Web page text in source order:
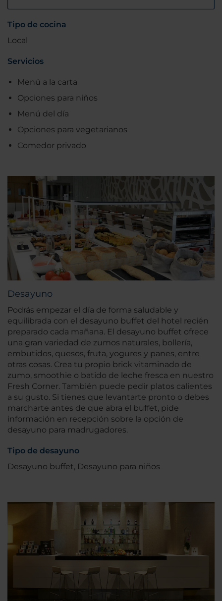
Tipo de cocina
Local
Servicios
Menú a la carta
Opciones para niños
Menú del día
Opciones para vegetarianos
Comedor privado
Desayuno
Podrás empezar el día de forma saludable y
equilibrada con el desayuno buffet del hotel recién
preparado cada mañana. El desayuno buffet ofrece
una gran variedad de zumos naturales, bollería,
embutidos, quesos, fruta, yogures y panes, entre
otras cosas. Crea tu propio brick vitaminado de
zumo, smoothie o batido de leche fresca en nuestro
Fresh Corner. También puede pedir platos calientes
a su gusto. Si tienes que levantarte pronto o debes
marcharte antes de que abra el buffet, pide
información en recepción sobre la opción de
desayuno para madrugadores.
Tipo de desayuno
Desayuno buffet, Desayuno para niños